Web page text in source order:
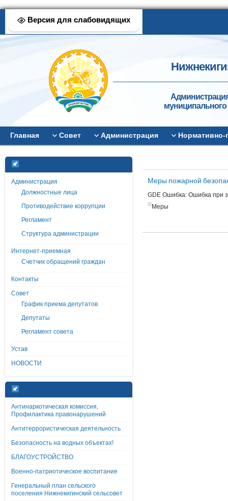
Версия для слабовидящих
муниципального
Главная Совет Администрация
Администрация
Должностные лица
Противодействие коррупции
Регламент
Структура администрации
Интернет-приемная
Счетчик обращений граждан
Контакты
Совет
График приема депутатов
Депутаты
Регламент совета
Устав
НОВОСТИ
Антинаркотическая комиссия,
Профилактика правонарушений
Антитеррористическая деятельность
Безопасность на водных объектах!
БЛАГОУСТРОЙСТВО
Военно-патриотическое воспитание
Генеральный план сельского
поселения Нижнекигинский сельсовет
Меры пожарной
GDE Ошибка: Ошибка при
Меры